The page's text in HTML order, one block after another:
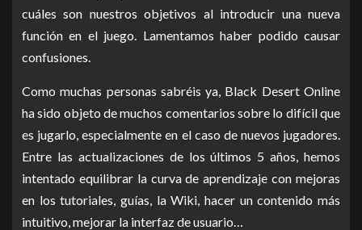
cuáles son nuestros objetivos al introducir una nueva
función en el juego. Lamentamos haber podido causar
confusiones.
Como muchas personas sabréis ya, Black Desert Online
ha sido objeto de muchos comentarios sobre lo difícil que
es jugarlo, especialmente en el caso de nuevos jugadores.
Entre las actualizaciones de los últimos 5 años, hemos
intentado equilibrar la curva de aprendizaje con mejoras
en los tutoriales, guías, la Wiki, hacer un contenido más
intuitivo, mejorar la interfaz de usuario…